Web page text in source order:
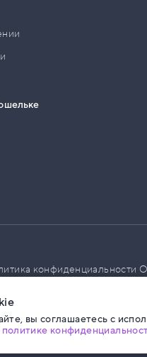
конфиденциальности
вы соглашаетесь с
политике